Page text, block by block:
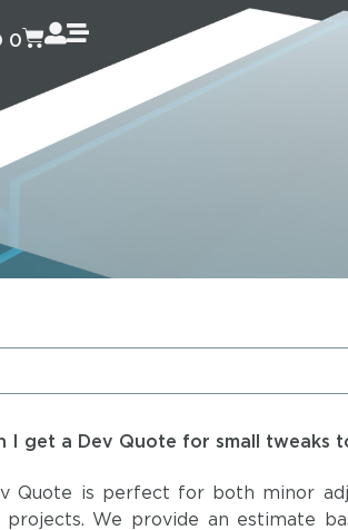
0
I get a Dev Quote for small tweaks
Quote is perfect for both minor
projects. We provide an estimate